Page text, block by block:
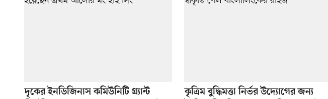
দৃকের ইনডিজিনাস কমিউনিটি গ্র্যান্ট
কৃত্রিম বুদ্ধিমত্তা নির্ভর উদ্যোগের জন্য